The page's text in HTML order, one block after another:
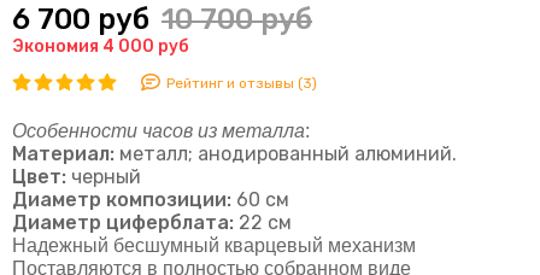
6 700 руб 10 700 руб
Экономия 4 000 руб
Рейтинг и отзывы (3)
Особенности часов из металла:
Материал: металл; анодированный алюминий.
Цвет: черный
Диаметр композиции: 60 см
Диаметр циферблата: 22 см
Надежный бесшумный кварцевый механизм
Поставляются в полностью собранном виде